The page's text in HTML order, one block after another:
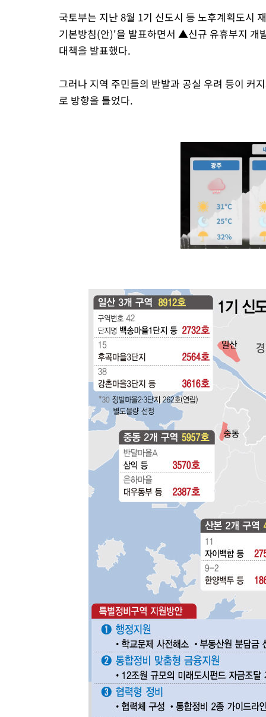
국토부는 지난 8월 1기 신도시 등 노후계획도시
기본방침(안)'을 발표하면서 ▲신규 유휴부지
대책을 발표했다.
그러나 지역 주민들의 반발과 공실 우려 등이 커
로 방향을 틀었다.